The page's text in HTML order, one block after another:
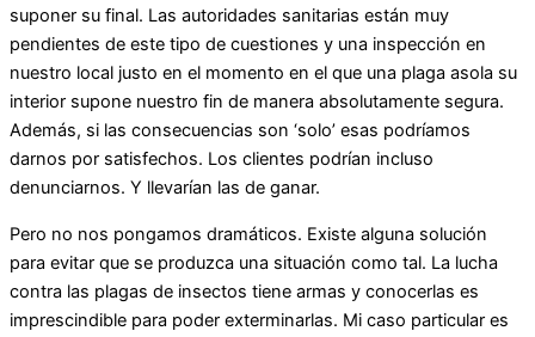
suponer su final. Las autoridades sanitarias están muy
pendientes de este tipo de cuestiones y una inspección en
nuestro local justo en el momento en el que una plaga asola su
interior supone nuestro fin de manera absolutamente segura.
Además, si las consecuencias son ‘solo’ esas podríamos
darnos por satisfechos. Los clientes podrían incluso
denunciarnos. Y llevarían las de ganar.
Pero no nos pongamos dramáticos. Existe alguna solución
para evitar que se produzca una situación como tal. La lucha
contra las plagas de insectos tiene armas y conocerlas es
imprescindible para poder exterminarlas. Mi caso particular es